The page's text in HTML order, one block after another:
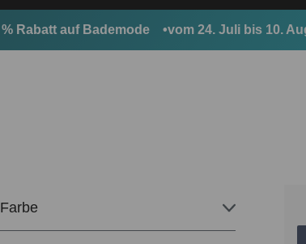
auf Bademode vom 24. Juli bis 10. August
Farbe